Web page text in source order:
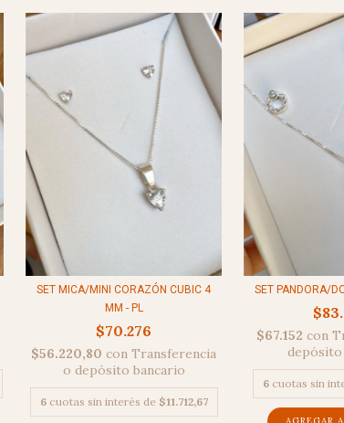
SET MICA/MINI CORAZÓN CUBIC 4
MM - PL
$70.276
$56.220,80con Transferencia
o depósito bancario
6 cuotas sin interés de $11.712,67
SET PANDORA/
$67.152 con
depósito
6 cuotas sin